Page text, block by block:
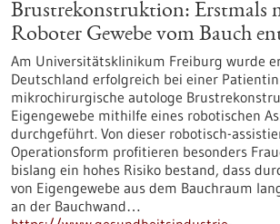
Brustrekonstruktion: Erstmals
Roboter Gewebe vom Bauch
Am Universitätsklinikum Freiburg wurde
Deutschland erfolgreich bei einer
mikrochirurgische autologe
Eigengewebe mithilfe eines robotischen
durchgeführt. Von dieser robotisch-
Operationsform profitieren besonders
bislang ein hohes Risiko bestand, dass
von Eigengewebe aus dem Bauchraum
an der Bauchwand…